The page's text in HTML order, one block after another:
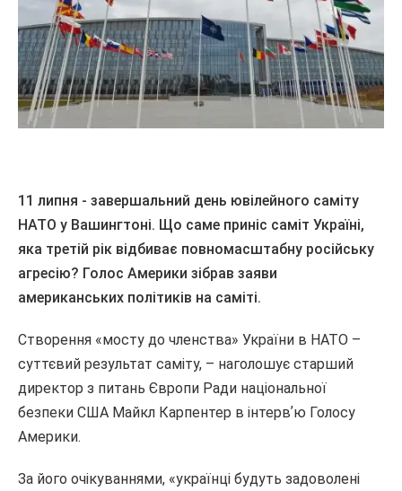
11 липня - завершальний день ювілейного саміту
НАТО у Вашингтоні. Що саме приніс саміт Україні,
яка третій рік відбиває повномасштабну російську
агресію? Голос Америки зібрав заяви
американських політиків на саміті.
Створення «мосту до членства» України в НАТО –
суттєвий результат саміту, – наголошує старший
директор з питань Європи Ради національної
безпеки США Майкл Карпентер в інтервʼю Голосу
Америки.
За його очікуваннями, «українці будуть задоволені